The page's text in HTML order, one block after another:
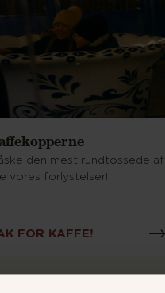
den mest rundtossede af
vores forlystelser!
FOR KAFFE!